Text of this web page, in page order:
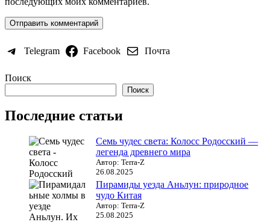
Telegram Facebook Почта
Поиск
Поиск
Последние статьи
Семь чудес света: Колосс Родосский —
легенда древнего мира
Автор: Terra-Z
26.08.2025
Пирамиды уезда Аньлун: природное
чудо Китая
Автор: Terra-Z
25.08.2025